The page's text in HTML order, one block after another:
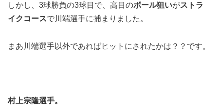
しかし、3球勝負の3球目で、高目のボール狙いがストラ
イクコースで川端選手に捕まりました。
まあ川端選手以外であればヒットにされたかは？？です。
村上宗隆選手。